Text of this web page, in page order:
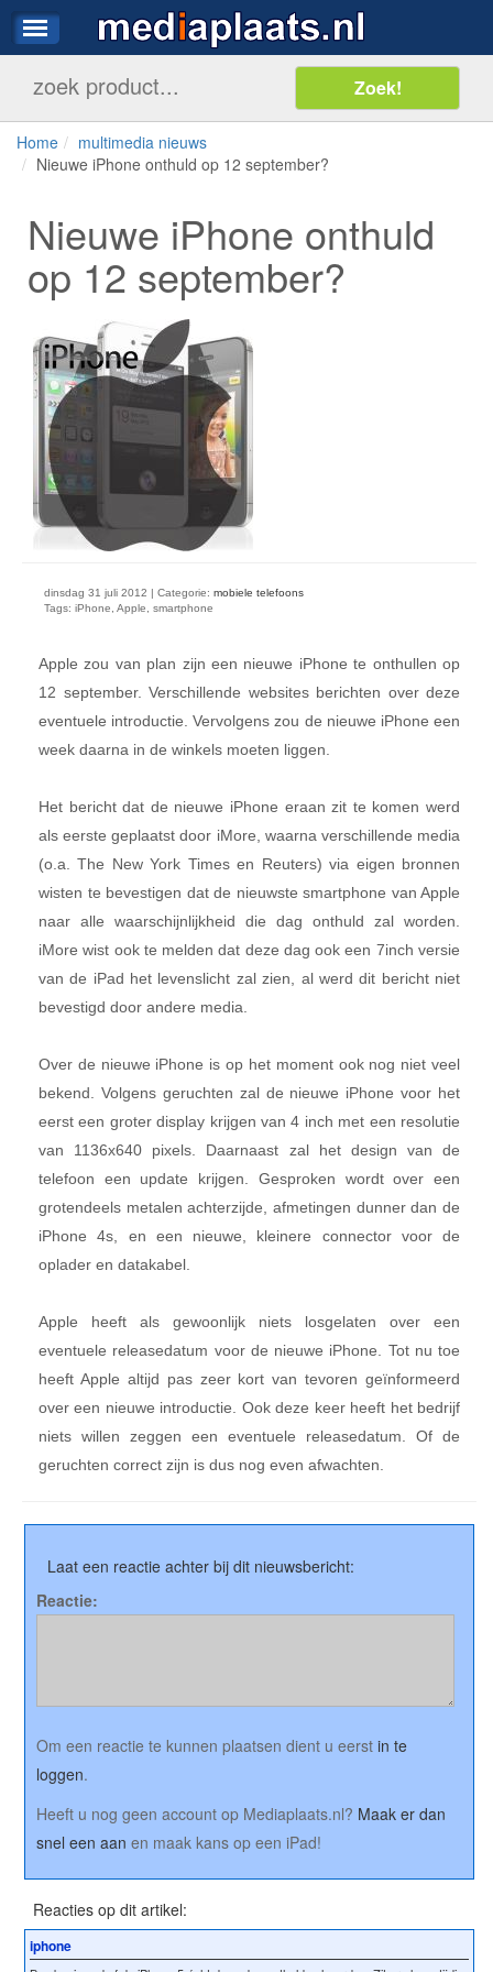
Home
multimedia nieuws
Nieuwe iPhone onthuld op 12 september?
Nieuwe iPhone onthuld
op 12 september?
dinsdag 31 juli 2012 | Categorie: mobiele telefoons
Tags: iPhone, Apple, smartphone
Apple zou van plan zijn een nieuwe iPhone te onthullen op
12 september. Verschillende websites berichten over deze
eventuele introductie. Vervolgens zou de nieuwe iPhone een
week daarna in de winkels moeten liggen.
Het bericht dat de nieuwe iPhone eraan zit te komen werd
als eerste geplaatst door iMore, waarna verschillende media
(o.a. The New York Times en Reuters) via eigen bronnen
wisten te bevestigen dat de nieuwste smartphone van Apple
naar alle waarschijnlijkheid die dag onthuld zal worden.
iMore wist ook te melden dat deze dag ook een 7inch versie
van de iPad het levenslicht zal zien, al werd dit bericht niet
bevestigd door andere media.
Over de nieuwe iPhone is op het moment ook nog niet veel
bekend. Volgens geruchten zal de nieuwe iPhone voor het
eerst een groter display krijgen van 4 inch met een resolutie
van 1136x640 pixels. Daarnaast zal het design van de
telefoon een update krijgen. Gesproken wordt over een
grotendeels metalen achterzijde, afmetingen dunner dan de
iPhone 4s, en een nieuwe, kleinere connector voor de
oplader en datakabel.
Apple heeft als gewoonlijk niets losgelaten over een
eventuele releasedatum voor de nieuwe iPhone. Tot nu toe
heeft Apple altijd pas zeer kort van tevoren geïnformeerd
over een nieuwe introductie. Ook deze keer heeft het bedrijf
niets willen zeggen een eventuele releasedatum. Of de
geruchten correct zijn is dus nog even afwachten.
Laat een reactie achter bij dit nieuwsbericht:
Reactie:
Om een reactie te kunnen plaatsen dient u eerst in te
loggen.
Heeft u nog geen account op Mediaplaats.nl? Maak er dan
snel een aan en maak kans op een iPad!
Reacties op dit artikel:
iphone